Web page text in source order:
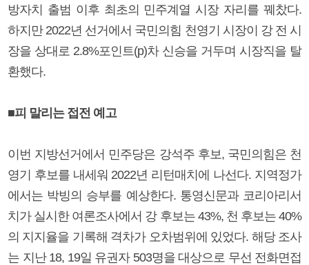
방자치 출범 이후 최초의 민주계열 시장 자리를 꿰찼다.
하지만 2022년 선거에서 국민의힘 천영기 시장이 강 전 시
장을 상대로 2.8%포인트(p)차 신승을 거두며 시장직을 탈
환했다.
■피 말리는 접전 예고
이번 지방선거에서 민주당은 강석주 후보, 국민의힘은 천
영기 후보를 내세워 2022년 리턴매치에 나선다. 지역정가
에서는 박빙의 승부를 예상한다. 통영신문과 코리아리서
치가 실시한 여론조사에서 강 후보는 43%, 천 후보는 40%
의 지지율을 기록해 격차가 오차범위에 있었다. 해당 조사
는 지난 18, 19일 유권자 503명을 대상으로 무선 전화면접